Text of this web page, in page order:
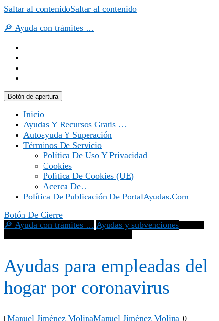
Saltar al contenidoSaltar al contenido
🔎 Ayuda con trámites …
Botón de apertura
Inicio
Ayudas Y Recursos Gratis …
Autoayuda Y Superación
Términos De Servicio
Política De Uso Y Privacidad
Cookies
Política De Cookies (UE)
Acerca De…
Política De Publicación De PortalAyudas.com
Botón De Cierre
🔎 Ayuda con trámites … Ayudas y subvenciones
Ayudas para empleadas del
hogar por coronavirus
| Manuel Jiménez MolinaManuel Jiménez Molina| 0